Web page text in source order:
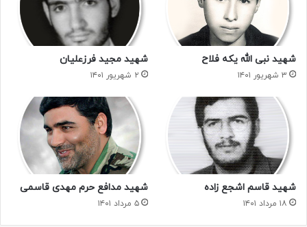
شهید نبی الله یکه فلاح
۳ شهریور ۱۴۰۱
شهید مجید فرزعلیان
۲ شهریور ۱۴۰۱
شهید قاسم اشجع زاده
۱۸ مرداد ۱۴۰۱
شهید مدافع حرم مهدی قاسمی
۵ مرداد ۱۴۰۱